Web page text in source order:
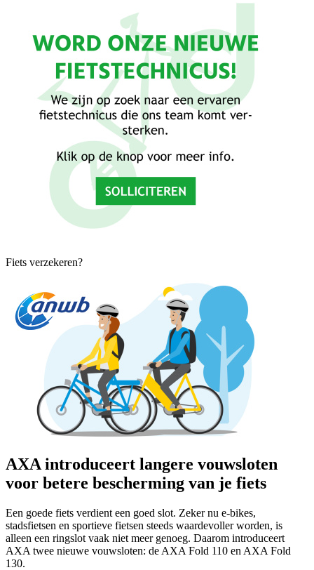
Fiets verzekeren?
AXA introduceert langere vouwsloten
voor betere bescherming van je fiets
Een goede fiets verdient een goed slot. Zeker nu e-bikes,
stadsfietsen en sportieve fietsen steeds waardevoller worden, is
alleen een ringslot vaak niet meer genoeg. Daarom introduceert
AXA twee nieuwe vouwsloten: de AXA Fold 110 en AXA Fold
130.